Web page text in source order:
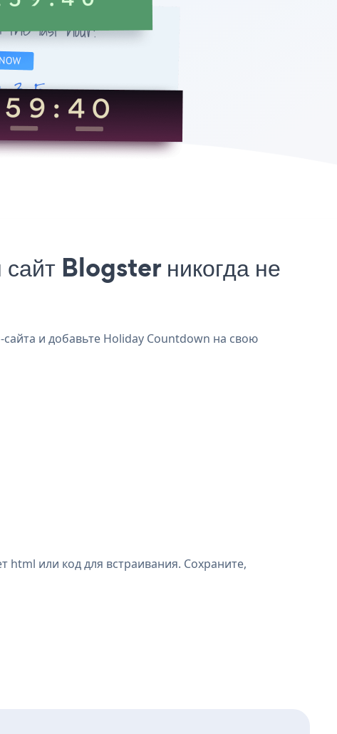
Blogster никогда не
и добавьте Holiday Countdown на свою
или код для встраивания. Сохраните,